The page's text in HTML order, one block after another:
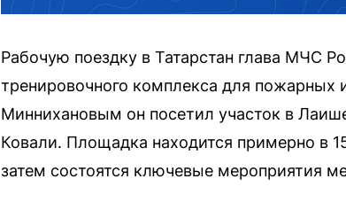
Рабочую поездку в Татарстан глава МЧС
тренировочного комплекса для пожарных
Миннихановым он посетил участок в
Ковали. Площадка находится примерно в
затем состоятся ключевые мероприятия